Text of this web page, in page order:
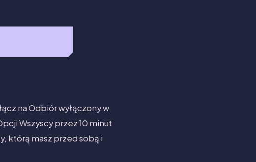
na Odbiór wyłączony w
Wszyscy przez 10 minut
którą masz przed sobą i